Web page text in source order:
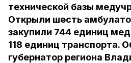
технической базы
Открыли шесть
закупили 744 единиц
118 единиц транспорта.
губернатор региона